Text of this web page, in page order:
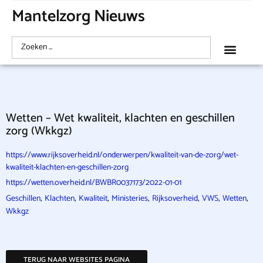
Mantelzorg Nieuws
Wetten – Wet kwaliteit, klachten en geschillen
zorg (Wkkgz)
https://www.rijksoverheid.nl/onderwerpen/kwaliteit-van-de-zorg/wet-
kwaliteit-klachten-en-geschillen-zorg
https://wetten.overheid.nl/BWBR0037173/2022-01-01
Geschillen, Klachten, Kwaliteit, Ministeries, Rijksoverheid, VWS, Wetten,
Wkkgz
TERUG NAAR WEBSITES PAGINA